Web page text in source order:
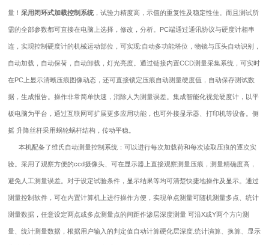
量！采用闭环式加载控制系统 ，试验力精度高，示值的重复性及稳定性佳。而且测试所
需的全部参数都可直接在电脑上选择，修改，分析。PC端通过通讯协议与硬度计相串
连，实现控制硬度计的机械运动部位，可实现:自动多功能塔位，物镜与压头自动识别，
自动加载，自动保荷，自动卸载，灯光亮度。通过链接内置CCD测量采集系统，可实时
在PC上显示清晰压痕图像动态，还可直接锁定压痕自动测量硬度值，自动保存测试数
据，生成报告。操作非常简单快速，消除人为测量误差。集成智能化视觉硬度计，以平
板电脑为平台，通过互联网可扩展更多应用功能，也可外接显示器、打印机等设备。侧
摇 升降丝杆采用蜗轮蜗杆结构，传动平稳。
本机配备了维氏自动测量控制系统：可以进行每次加载荷和每次读取压痕的逐次实
验。采用了观察方便的ccd摄像头、可在显示器上直接观察测量压痕，测量精确度高，
避免人工测量误差。对于设定试验条件，显示结果等均可清楚快捷地操作及显示。通过
测量控制软件，可在内置计算机上进行操作方便，实现单点测量可随机测量多点、统计
测量数据，任意设定两点或多点测量点的间距作渗层深度测量 可沿X或Y两个方向测
量、统计测量数据，根据用户输入的判定值自动计算硬化层深度.统计演算、换算、显示